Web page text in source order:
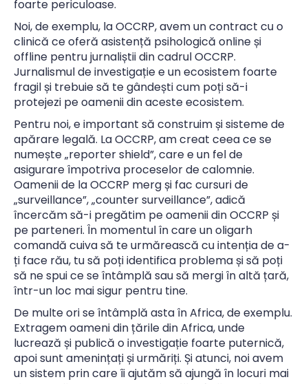
foarte periculoase.
Noi, de exemplu, la OCCRP, avem un contract cu o
clinică ce oferă asistență psihologică online și
offline pentru jurnaliștii din cadrul OCCRP.
Jurnalismul de investigație e un ecosistem foarte
fragil și trebuie să te gândești cum poți să-i
protejezi pe oamenii din aceste ecosistem.
Pentru noi, e important să construim și sisteme de
apărare legală. La OCCRP, am creat ceea ce se
numește „reporter shield”, care e un fel de
asigurare împotriva proceselor de calomnie.
Oamenii de la OCCRP merg și fac cursuri de
„surveillance”, „counter surveillance”, adică
încercăm să-i pregătim pe oamenii din OCCRP și
pe parteneri. În momentul în care un oligarh
comandă cuiva să te urmărească cu intenția de a-
ți face rău, tu să poți identifica problema și să poți
să ne spui ce se întâmplă sau să mergi în altă țară,
într-un loc mai sigur pentru tine.
De multe ori se întâmplă asta în Africa, de exemplu.
Extragem oameni din țările din Africa, unde
lucrează și publică o investigație foarte puternică,
apoi sunt amenințați și urmăriți. Și atunci, noi avem
un sistem prin care îi ajutăm să ajungă în locuri mai